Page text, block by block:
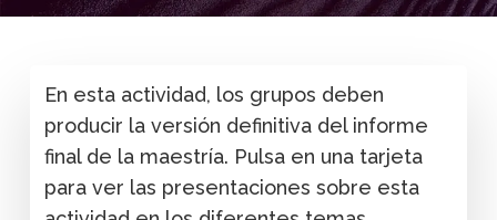
En esta actividad, los grupos deben
producir la versión definitiva del informe
final de la maestría. Pulsa en una tarjeta
para ver las presentaciones sobre esta